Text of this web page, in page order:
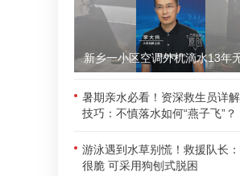
暑期亲水必看！资深救生员详
技巧：不慎落水如何“燕子飞”？
游泳遇到水草别慌！救援队长
很脆 可采用狗刨式脱困